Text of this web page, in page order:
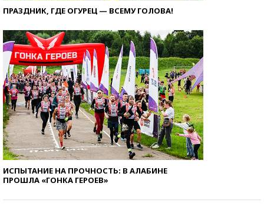
ПРАЗДНИК, ГДЕ ОГУРЕЦ — ВСЕМУ ГОЛОВА!
ИСПЫТАНИЕ НА ПРОЧНОСТЬ: В АЛАБИНЕ
ПРОШЛА «ГОНКА ГЕРОЕВ»